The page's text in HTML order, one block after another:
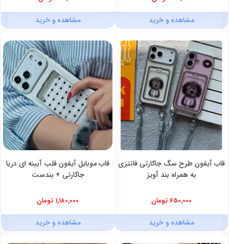
مشاهده و خرید مشاهده و خرید
قاب آیفون طرح سگ جاکارتی فانتزی
به همراه بند آویز
650,000 تومان
مشاهده و خرید
قاب موبایل آیفون قلب آیینه ای دریا
جاکارتی + بندست
1,180,000 تومان
مشاهده و خرید